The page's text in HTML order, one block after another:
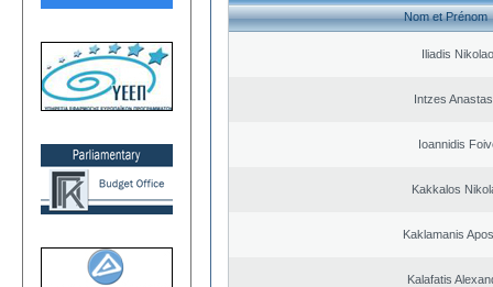
Nom et Prénom
Iliadis
Intzes
Ioannidis
Kakkalos
Kaklamanis
Kalafatis